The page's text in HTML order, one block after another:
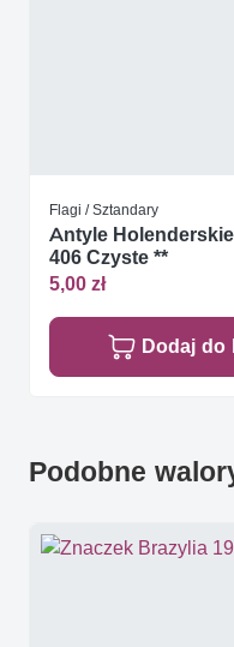
Flagi / Sztandary
Antyle
406 Czyste **
5,00 zł
Dodaj do
Podobne